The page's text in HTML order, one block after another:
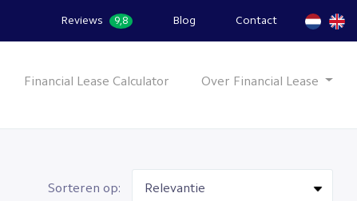
Reviews 9,8 Blog Contact
Financial Lease Calculator Over Financial Lease
Sorteren op: